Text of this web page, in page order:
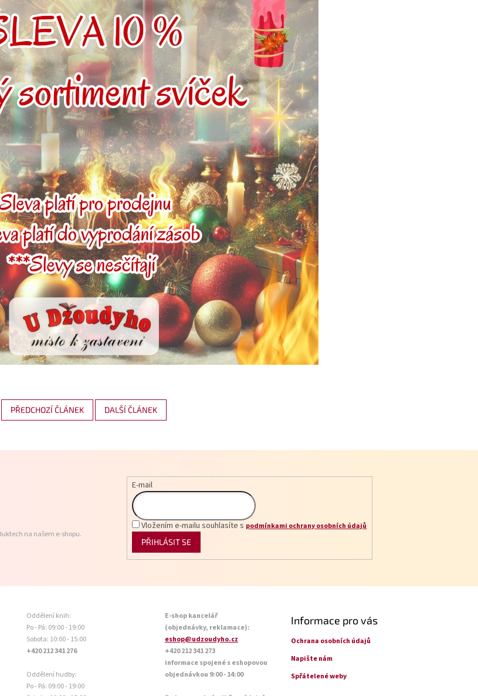
PŘEDCHOZÍ ČLÁNEK DALŠÍ ČLÁNEK
na našem e-shopu.
E-mail
Vložením e-mailu souhlasíte s podmínkami ochrany osobních údajů
PŘIHLÁSIT SE
Oddělení knih:
Po - Pá: 09:00 - 19:00
Sobota: 10:00 - 15:00
+420 212 341 276
Oddělení hudby:
Po - Pá: 09:00 - 19:00
E-shop kancelář
(objednávky, reklamace):
eshop@udzoudyho.cz
+420 212 341 273
informace spojené s eshopovou
objednávkou 9:00 - 14:00
Informace pro vás
Ochrana osobních údajů
Napište nám
Spřátelené weby